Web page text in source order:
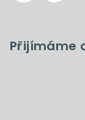
Přijímáme